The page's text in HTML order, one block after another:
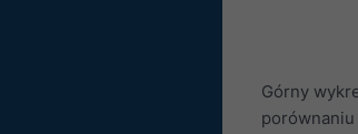
Górny